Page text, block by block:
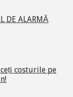
DE ALARMĂ
costurile pe